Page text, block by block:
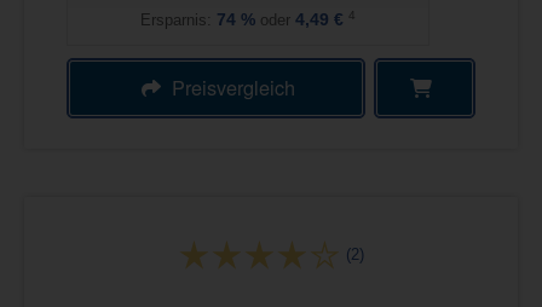
Ersparnis: 74 % oder 4,49 € 4
Preisvergleich
(2)